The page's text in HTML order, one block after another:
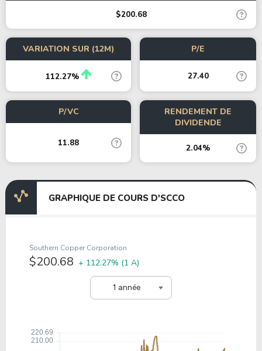
$200.68
VARIATION SUR (12M)
112.27%
P/E
27.40
P/VC
11.88
RENDEMENT DE
DIVIDENDE
2.04%
GRAPHIQUE DE COURS D'SCCO
1 année
Southern Copper Corporation
$200.68 + 112.27% (1 A)